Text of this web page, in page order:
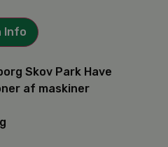
Info
Skov Park Have
af maskiner